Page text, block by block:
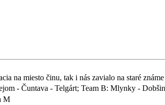
na miesto činu, tak i nás zavialo na staré
- Čuntava - Telgárt; Team B: Mlynky -
M